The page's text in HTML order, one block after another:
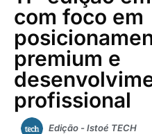
com foco em
premium e
profissional
Edição - Istoé TECH